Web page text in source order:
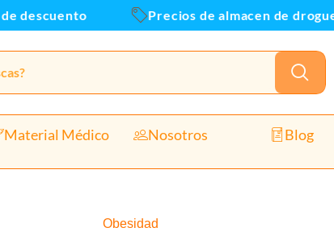
Precios de almacen de drogueria
Material Médico Nosotros Blog
Obesidad
Obexol